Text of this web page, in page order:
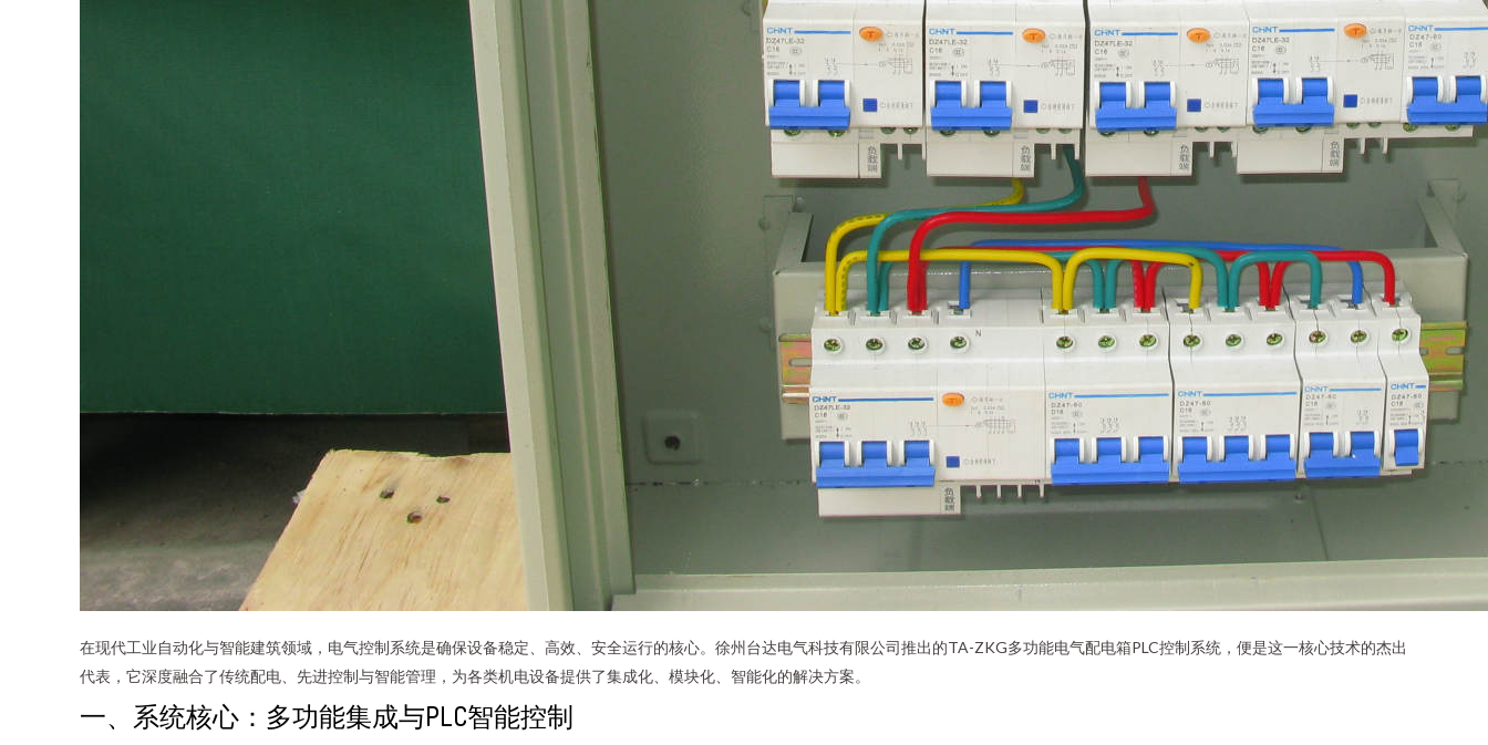
在现代工业自动化与智能建筑领域，电气控制系统是确保设备稳定、高效、安全运行的核心。徐州台达电气科技有限公司推出的TA-ZKG多功能电气配电箱PLC控制系统，便是这一核心技术的杰出
代表，它深度融合了传统配电、先进控制与智能管理，为各类机电设备提供了集成化、模块化、智能化的解决方案。
一、系统核心：多功能集成与PLC智能控制